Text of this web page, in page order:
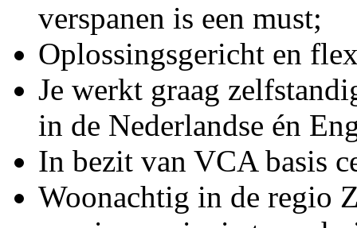
verspanen is een must;
Oplossingsgericht en
Je werkt graag
in de Nederlandse én
In bezit van VCA basis
Woonachtig in de regio